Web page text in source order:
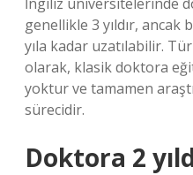
genellikle 3 yıldır, ancak
yıla kadar uzatılabilir.
olarak, klasik doktora
yoktur ve tamamen
sürecidir.
Doktora 2